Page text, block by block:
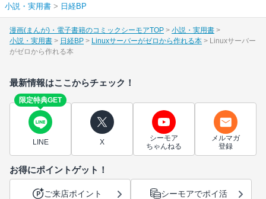
小説・実用書 > 日経BP
漫画(まんが)・電子書籍のコミックシーモアTOP
小説・実用書
小説・実用書
日経BP Linuxサーバーがゼロから作れる本
Linuxサーバー
がゼロから作れる本
最新情報はここからチェック！
限定特典GET
LINE X
シーモア
ちゃんねる
メルマガ
登録
お得にポイントゲット！
ご来店ポイント シーモアでポイ活